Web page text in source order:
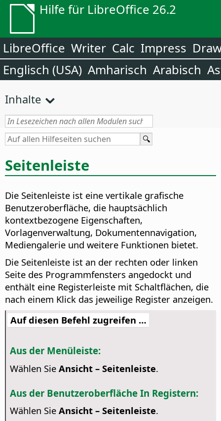
Hilfe für LibreOffice 26.2
LibreOffice Writer Calc Impress
Englisch (USA) Amharisch Arabisch
Inhalte
Seitenleiste
Die Seitenleiste ist eine vertikale grafische
Benutzeroberfläche, die hauptsächlich
kontextbezogene Eigenschaften,
Vorlagenverwaltung, Dokumentennavigation,
Mediengalerie und weitere Funktionen bietet.
Die Seitenleiste ist an der rechten oder linken
Seite des Programmfensters angedockt und
enthält eine Registerleiste mit Schaltflächen, die
nach einem Klick das jeweilige Register anzeigen.
Auf diesen Befehl zugreifen …
Aus der Menüleiste:
Wählen Sie Ansicht – Seitenleiste.
Aus der Benutzeroberfläche In Registern:
Wählen Sie Ansicht – Seitenleiste.